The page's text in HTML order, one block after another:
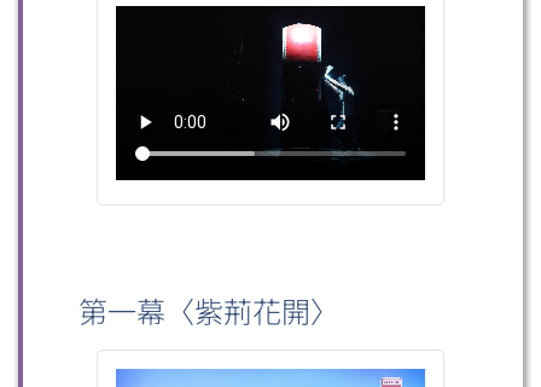
第一幕〈紫荊花開〉